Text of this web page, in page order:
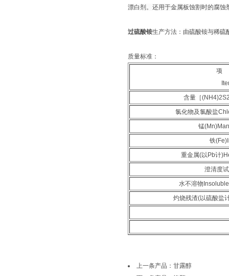
漂白剂。还用于金属板蚀割时的腐
过硫酸铵生产方法： 由硫酸铵与稀硫
质量标准：
项
含量［
氯化物及氯酸盐
锰
铁
重金属(以Pb计
澄清度
水不溶物
灼烧残渣(以硫酸盐
上一条产品：甘露醇